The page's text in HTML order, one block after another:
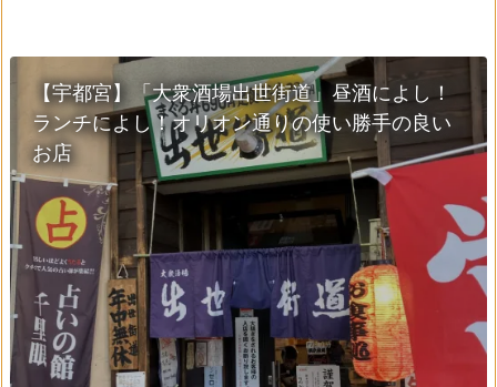
【宇都宮】「大衆酒場出世街道」昼酒によし！
ランチによし！オリオン通りの使い勝手の良い
お店